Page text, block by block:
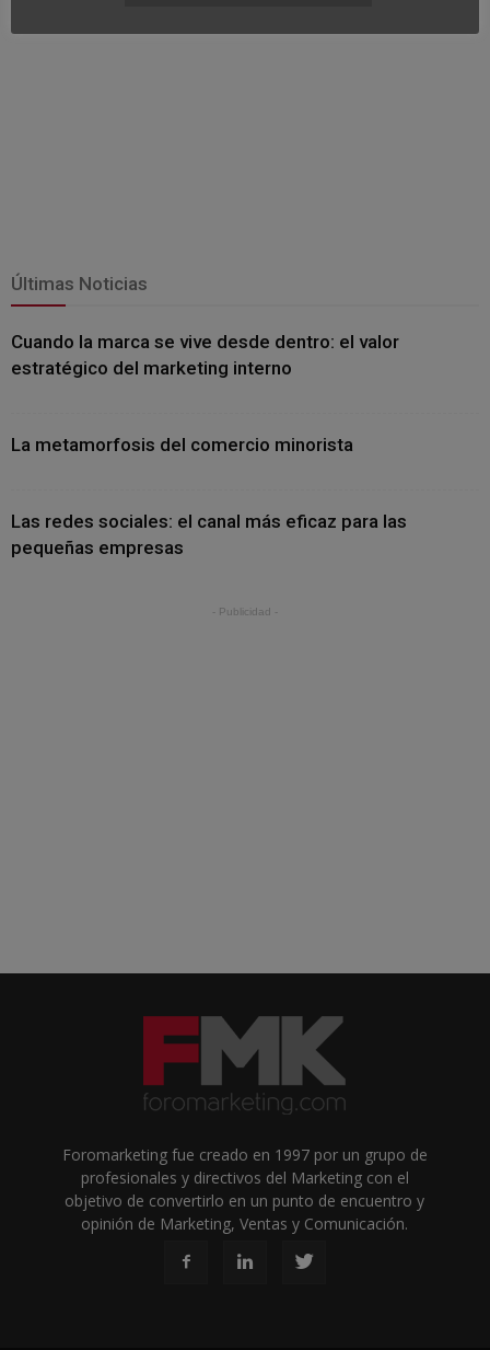
Últimas Noticias
Cuando la marca se vive desde dentro: el valor
estratégico del marketing interno
La metamorfosis del comercio minorista
Las redes sociales: el canal más eficaz para las
pequeñas empresas
- Publicidad -
Foromarketing fue creado en 1997 por un grupo de
profesionales y directivos del Marketing con el
objetivo de convertirlo en un punto de encuentro y
opinión de Marketing, Ventas y Comunicación.